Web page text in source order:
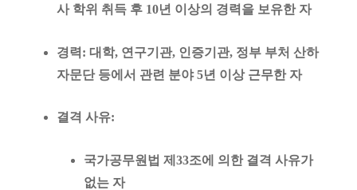
사 학위 취득 후 10년 이상의 경력을 보유한 자
경력 : 대학, 연구기관, 인증기관, 정부 부처 산하
자문단 등에서 관련 분야 5년 이상 근무한 자
결격 사유:
국가공무원법 제33조에 의한 결격 사유가
없는 자